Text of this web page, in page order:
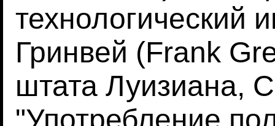
технологический
Гринвей (Frank
штата Луизиана,
"Употребление